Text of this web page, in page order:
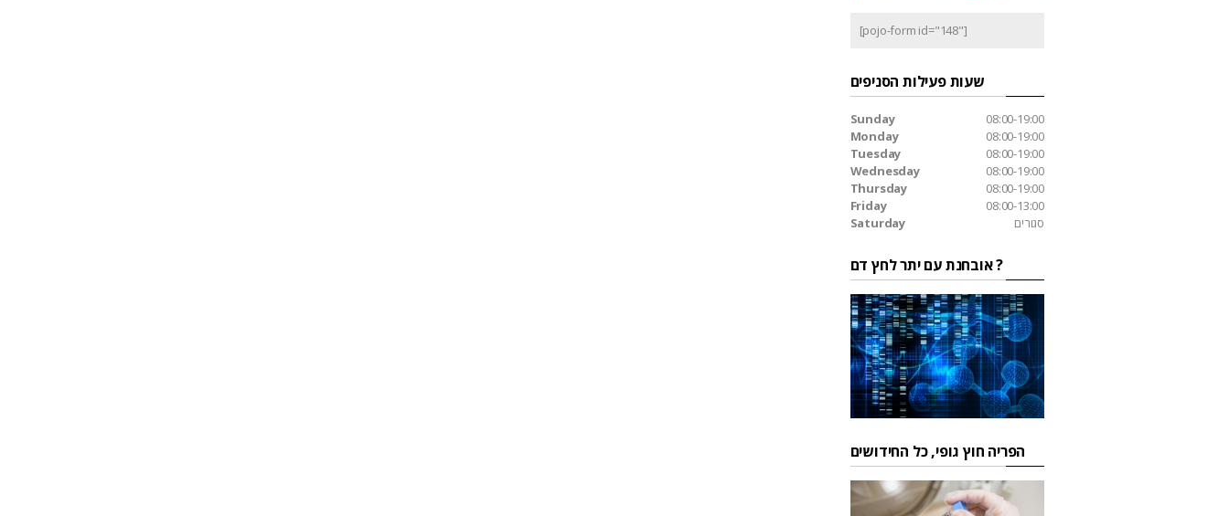
[pojo-form id="148"]
שעות פעילות הסניפים
Sunday
08:00-19:00
Monday
08:00-19:00
Tuesday
08:00-19:00
Wednesday
08:00-19:00
Thursday
08:00-19:00
Friday
08:00-13:00
Saturday
סגורים
אובחנת עם יתר לחץ דם ?
הפריה חוץ גופי, כל החידושים